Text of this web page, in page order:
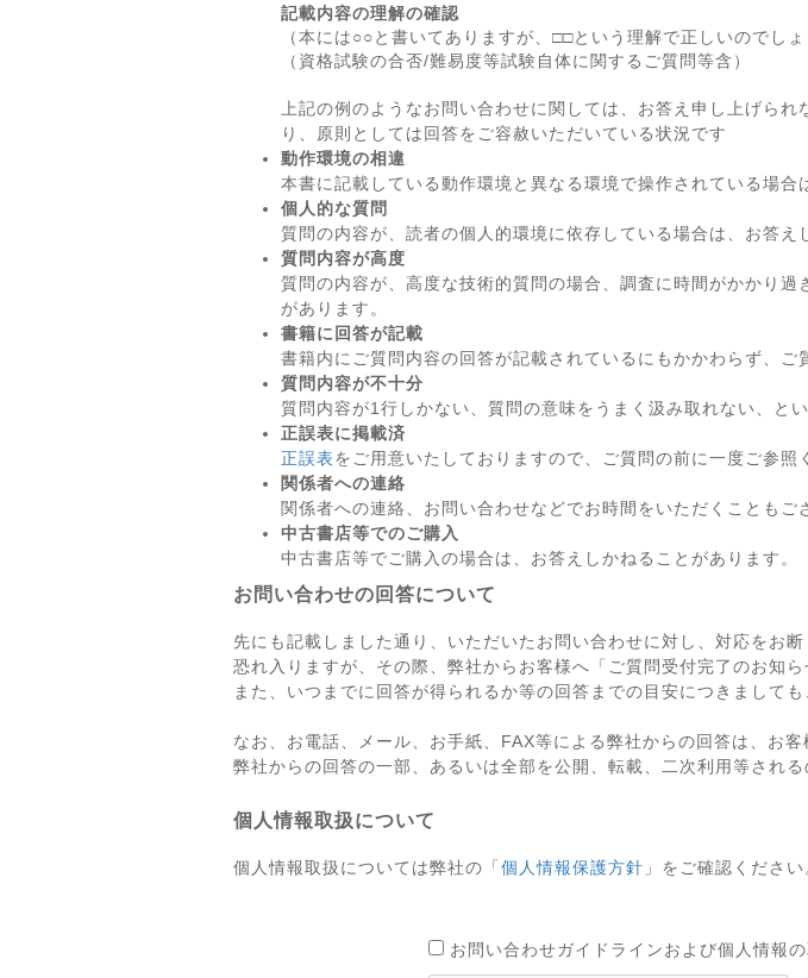
記載内容の理解の確認
（本には○○と書いてありますが、□□という理解で正しいのでしょ
（資格試験の合否/難易度等試験自体に関するご質問等含）
上記の例のようなお問い合わせに関しては、お答え申し上げら
り、原則としては回答をご容赦いただいている状況です
動作環境の相違
本書に記載している動作環境と異なる環境で操作されている場合
個人的な質問
質問の内容が、読者の個人的環境に依存している場合は、お答え
質問内容が高度
質問の内容が、高度な技術的質問の場合、調査に時間がかかり
があります。
書籍に回答が記載
書籍内にご質問内容の回答が記載されているにもかかわらず、ご
質問内容が不十分
質問内容が1行しかない、質問の意味をうまく汲み取れない、と
正誤表に掲載済
正誤表をご用意いたしておりますので、ご質問の前に一度ご参照
関係者への連絡
関係者への連絡、お問い合わせなどでお時間をいただくこともご
中古書店等でのご購入
中古書店等でご購入の場合は、お答えしかねることがあります。
お問い合わせの回答について
先にも記載しました通り、いただいたお問い合わせに対し、対応をお
恐れ入りますが、その際、弊社からお客様へ「ご質問受付完了のお知
また、いつまでに回答が得られるか等の回答までの目安につきましても
なお、お電話、メール、お手紙、FAX等による弊社からの回答は、お客
弊社からの回答の一部、あるいは全部を公開、転載、二次利用等される
個人情報取扱について
個人情報取扱については弊社の「 個人情報保護方針 」をご確認ください
お問い合わせガイドラインおよび個人情報